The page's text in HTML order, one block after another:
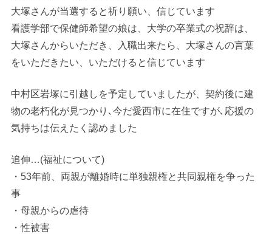
大塚さんが当選すると祈り願い、信じています
看護学部で保健師希望の娘は、大学の卒業式の祝辞は、
大塚さんからいただき、入職出来たら、大塚さんの言葉
をいただきたい、いただけると信じています
中村区岩塚に引越しを予定していましたが、契約後に建
物の老朽化が見つかり､今だ愛西市に在住ですが､応援の
気持ちは伝えたく認めました
追伸…(福祉について)
・53年前、両親が離婚時に単独親権と共同親権を争った
事
・母親からの虐待
・性被害